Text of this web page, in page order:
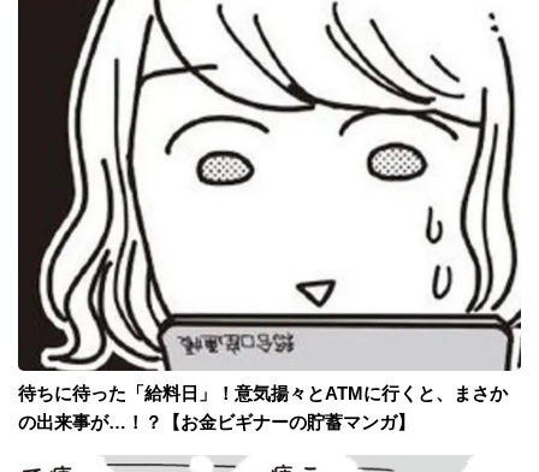
待ちに待った「給料日」！意気揚々とATMに行くと、まさか
の出来事が…！？【お金ビギナーの貯蓄マンガ】